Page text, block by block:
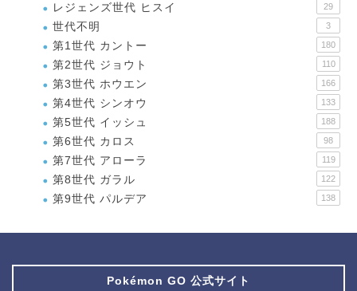
レジェンズ世代 ヒスイ 29
世代不明 3
第1世代 カントー 180
第2世代 ジョウト 110
第3世代 ホウエン 166
第4世代 シンオウ 133
第5世代 イッシュ 188
第6世代 カロス 98
第7世代 アローラ 119
第8世代 ガラル 122
第9世代 パルデア 138
Pokémon GO 公式サイト